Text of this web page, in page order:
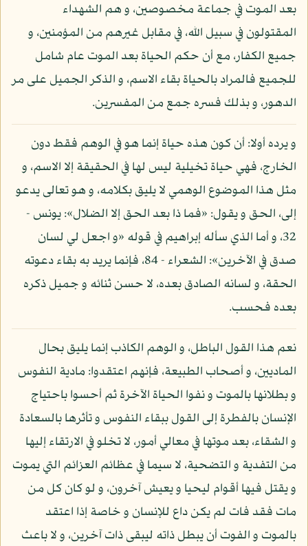
بعد الموت في جماعة مخصوصين، و هم الشهداء
المقتولون في سبيل الله، في مقابل غيرهم من المؤمنين، و
جميع الكفار، مع أن حكم الحياة بعد الموت عام شامل
للجميع فالمراد بالحياة بقاء الاسم، و الذكر الجميل على مر
الدهور، و بذلك فسره جمع من المفسرين.
و يرده أولا: أن كون هذه حياة إنما هو في الوهم فقط دون
الخارج، فهي حياة تخيلية ليس لها في الحقيقة إلا الاسم، و
مثل هذا الموضوع الوهمي لا يليق بكلامه، و هو تعالى يدعو
إلى، الحق و يقول: «فما ذا بعد الحق إلا الضلال»: يونس -
32، و أما الذي سأله إبراهيم في قوله «و اجعل لي لسان
صدق في الآخرين»: الشعراء - 84، فإنما يريد به بقاء دعوته
الحقة، و لسانه الصادق بعده، لا حسن ثنائه و جميل ذكره
بعده فحسب.
نعم هذا القول الباطل، و الوهم الكاذب إنما يليق بحال
الماديين، و أصحاب الطبيعة، فإنهم اعتقدوا: مادية النفوس
و بطلانها بالموت و نفوا الحياة الآخرة ثم أحسوا باحتياج
الإنسان بالفطرة إلى القول ببقاء النفوس و تأثرها بالسعادة
و الشقاء، بعد موتها في معالي أمور، لا تخلو في الارتقاء إليها
من التفدية و التضحية، لا سيما في عظائم العزائم التي يموت
و يقتل فيها أقوام ليحيا و يعيش آخرون، و لو كان كل من
مات فقد فات لم يكن داع للإنسان و خاصة إذا اعتقد
بالموت و الفوت أن يبطل ذاته ليبقى ذات آخرين، و لا باعث